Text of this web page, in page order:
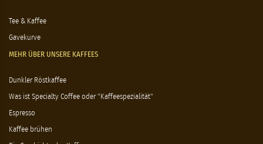
Tee & Kaffee
Gavekurve
MEHR ÜBER UNSERE KAFFEES
Dunkler Röstkaffee
Was ist Specialty Coffee oder "Kaffeespezialität"
Espresso
Kaffee brühen